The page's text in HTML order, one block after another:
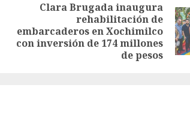
Clara Brugada inaugura
rehabilitación de
embarcaderos en Xochimilco
con inversión de 174 millones
de pesos